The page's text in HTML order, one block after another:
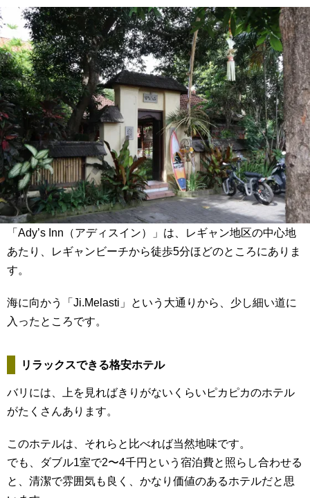
「Ady’s Inn（アディスイン）」は、レギャン地区の中心地
あたり、レギャンビーチから徒歩5分ほどのところにありま
す。
海に向かう「Ji.Melasti」という大通りから、少し細い道に
入ったところです。
リラックスできる格安ホテル
バリには、上を見ればきりがないくらいピカピカのホテル
がたくさんあります。
このホテルは、それらと比べれば当然地味です。
でも、ダブル1室で2〜4千円という宿泊費と照らし合わせる
と、清潔で雰囲気も良く、かなり価値のあるホテルだと思